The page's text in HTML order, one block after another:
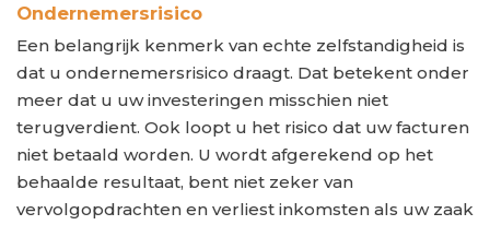
Ondernemersrisico
Een belangrijk kenmerk van echte zelfstandigheid is
dat u ondernemersrisico draagt. Dat betekent onder
meer dat u uw investeringen misschien niet
terugverdient. Ook loopt u het risico dat uw facturen
niet betaald worden. U wordt afgerekend op het
behaalde resultaat, bent niet zeker van
vervolgopdrachten en verliest inkomsten als uw zaak